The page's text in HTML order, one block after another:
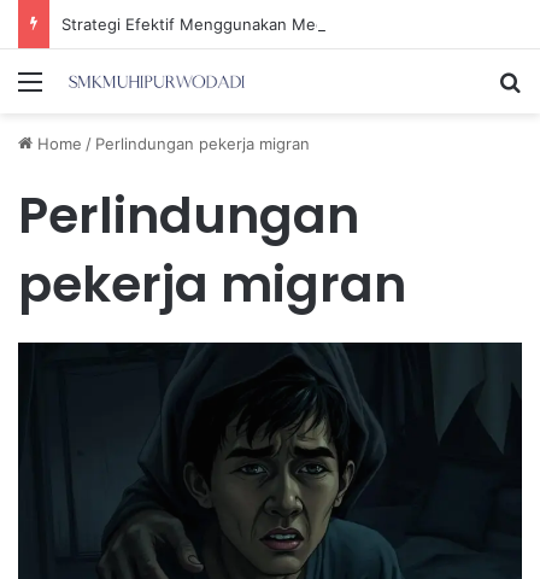
Menu
Home / Perlindungan pekerja migran
Perlindungan
pekerja migran